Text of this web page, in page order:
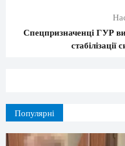
Спецпризначенці ГУР
стабілізації
Популярні